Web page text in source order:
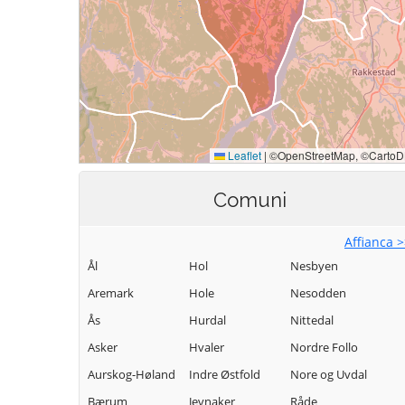
Comuni
Affianca
Ål
Aremark
Ås
Asker
Aurskog-Høland
Bærum
Hol
Hole
Hurdal
Hvaler
Indre Østfold
Jevnaker
Nesbyen
Nesodden
Nittedal
Nordre Follo
Nore og Uvdal
Råde